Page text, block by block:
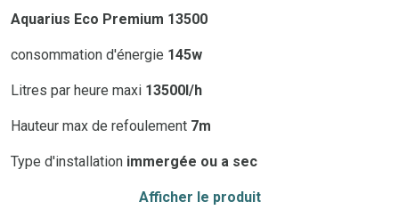
Aquarius Eco Premium 13500
consommation d'énergie 145w
Litres par heure maxi 13500l/h
Hauteur max de refoulement 7m
Type d'installation immergée ou a sec
Afficher le produit